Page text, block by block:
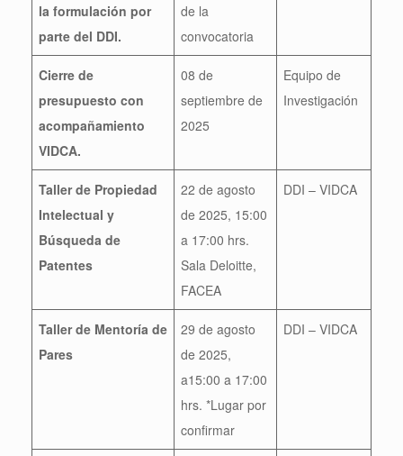
la formulación por
parte del DDI.
de la
convocatoria
Cierre de
presupuesto con
acompañamiento
VIDCA.
08 de
septiembre de
2025
Equipo de
Investigación
Taller de Propiedad
Intelectual y
Búsqueda de
Patentes
22 de agosto
de 2025, 15:00
a 17:00 hrs.
Sala Deloitte,
FACEA
DDI – VIDCA
Taller de Mentoría de
Pares
29 de agosto
de 2025,
a15:00 a 17:00
hrs. *Lugar por
confirmar
DDI – VIDCA